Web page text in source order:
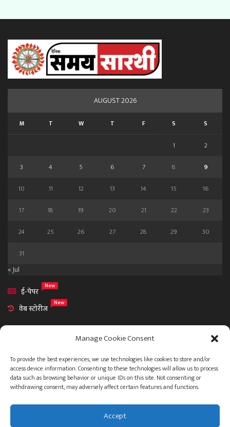
Manage Cookie Consent
To provide the best experiences, we use technologies like cookies to store and/or
access device information. Consenting to these technologies will allow us to process
data such as browsing behavior or unique IDs on this site. Not consenting or
withdrawing consent, may adversely affect certain features and functions.
Accept
AUGUST 2026
M T W T F S S
1
2
3
4 5 6 7 8
9
10
11 12 13 14 15
16
17
18 19 20 21 22
23
24
25 26 27 28 29
30
31
« Jul
ई-पेपर
New
वेब स्टोरीज New
आमच्या विषयी
संपर्क